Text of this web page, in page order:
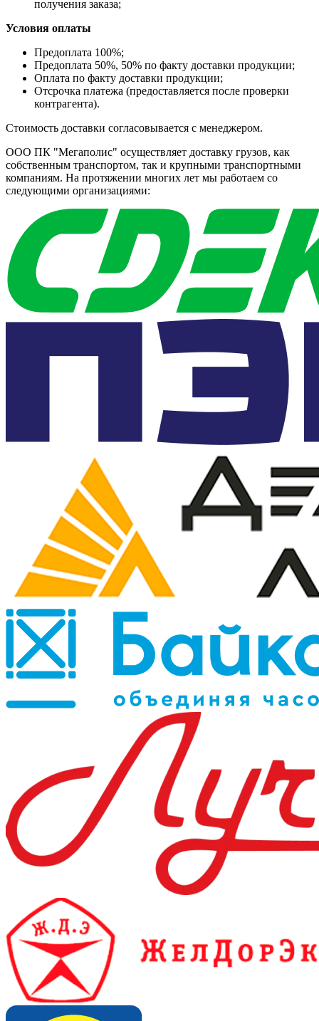
получения заказа;
Условия оплаты
Предоплата 100%;
Предоплата 50%, 50% по факту доставки продукции;
Оплата по факту доставки продукции;
Отсрочка платежа (предоставляется после проверки
контрагента).
Стоимость доставки согласовывается с менеджером.
ООО ПК "Мегаполис" осуществляет доставку грузов, как
собственным транспортом, так и крупными транспортными
компаниям. На протяжении многих лет мы работаем со
следующими организациями: